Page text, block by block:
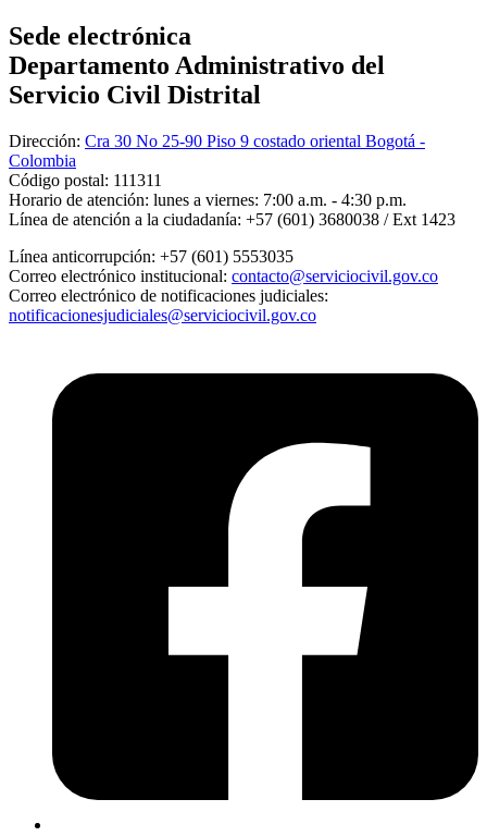
Sede electrónica
Departamento Administrativo del
Servicio Civil Distrital
Dirección: Cra 30 No 25-90 Piso 9 costado oriental Bogotá -
Colombia
Código postal: 111311
Horario de atención: lunes a viernes: 7:00 a.m. - 4:30 p.m.
Línea de atención a la ciudadanía: +57 (601) 3680038 / Ext 1423
Línea anticorrupción: +57 (601) 5553035
Correo electrónico institucional: contacto@serviciocivil.gov.co
Correo electrónico de notificaciones judiciales:
notificacionesjudiciales@serviciocivil.gov.co